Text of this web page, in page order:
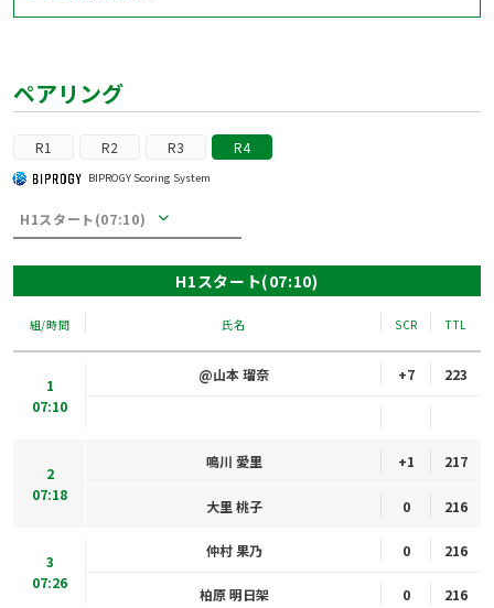
ペアリング
R1 R2 R3 R4
BIPROGY Scoring System
H1スタート(07:10)
H1スタート(07:10)
組/時間 氏名 SCR TTL
1
07:10
@山本 瑠奈 +7 223
2
07:18
鳴川 愛里 +1 217
大里 桃子 0 216
3
07:26
仲村 果乃 0 216
柏原 明日架 0 216